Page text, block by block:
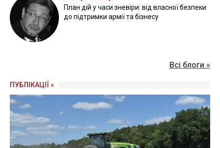
План дій у часи зневіри: від власної безпеки
до підтримки армії та бізнесу
Всі блоги »
ПУБЛІКАЦІЇ »